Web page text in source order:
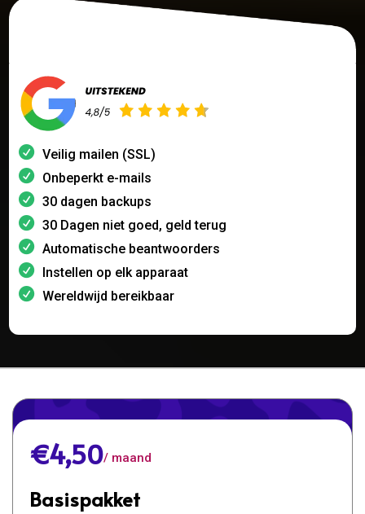
Veilig mailen (SSL)
Onbeperkt e-mails
30 dagen backups
30 Dagen niet goed, geld terug
Automatische beantwoorders
Instellen op elk apparaat
Wereldwijd bereikbaar
€4,50/ maand
Basispakket